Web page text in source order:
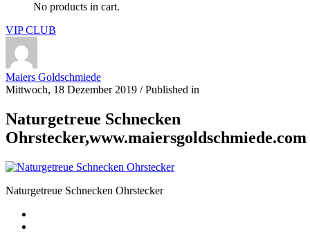
No products in cart.
VIP CLUB
Maiers Goldschmiede
Mittwoch, 18 Dezember 2019 /Published in
Naturgetreue Schnecken
Ohrstecker,www.maiersgoldschmiede.com
Naturgetreue Schnecken Ohrstecker